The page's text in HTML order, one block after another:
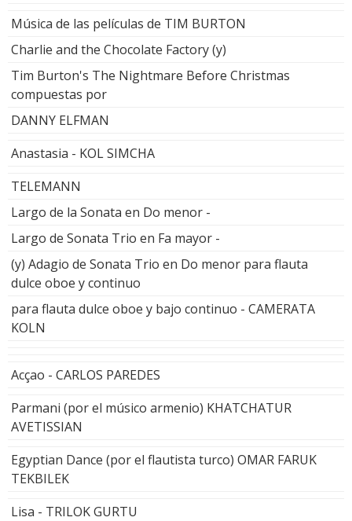
Música de las películas de TIM BURTON
Charlie and the Chocolate Factory (y)
Tim Burton's The Nightmare Before Christmas
compuestas por
DANNY ELFMAN
Anastasia - KOL SIMCHA
TELEMANN
Largo de la Sonata en Do menor -
Largo de Sonata Trio en Fa mayor -
(y) Adagio de Sonata Trio en Do menor para flauta
dulce oboe y continuo
para flauta dulce oboe y bajo continuo - CAMERATA
KOLN
Acçao - CARLOS PAREDES
Parmani (por el músico armenio) KHATCHATUR
AVETISSIAN
Egyptian Dance (por el flautista turco) OMAR FARUK
TEKBILEK
Lisa - TRILOK GURTU